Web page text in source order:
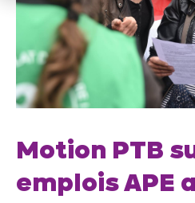
Motion PTB
emplois APE